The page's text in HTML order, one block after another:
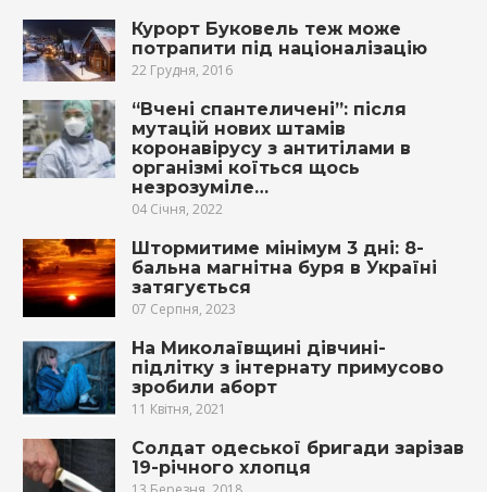
Курорт Буковель теж може
потрапити під націоналізацію
22 Грудня, 2016
“Вчені спантеличені”: після
мутацій нових штамів
коронавірусу з антитілами в
організмі коїться щось
незрозуміле…
04 Січня, 2022
Штормитиме мінімум 3 дні: 8-
бальна магнітна буря в Україні
затягується
07 Серпня, 2023
На Миколаївщині дівчині-
підлітку з інтернату примусово
зробили аборт
11 Квітня, 2021
Солдат одеської бригади зарізав
19-річного хлопця